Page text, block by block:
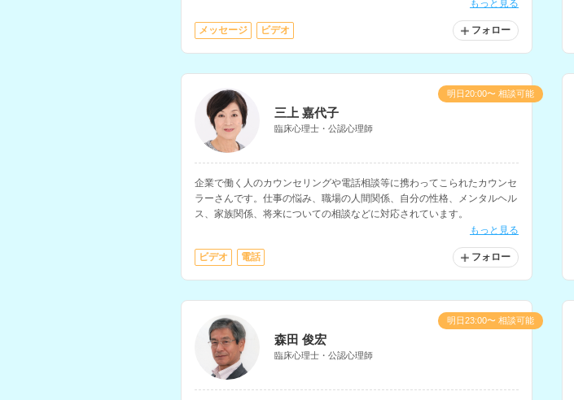
もっと見る
メッセージ ビデオ フォロー
三上 嘉代子
臨床心理士・公認心理師
企業で働く人のカウンセリングや電話相談等に携わってこられたカウンセ
ラーさんです。仕事の悩み、職場の人間関係、自分の性格、メンタルヘル
ス、家族関係、将来についての相談などに対応されています。
もっと見る
ビデオ 電話 フォロー
明日20:00〜 相談可能
森田 俊宏
臨床心理士・公認心理師
明日23:00〜 相談可能